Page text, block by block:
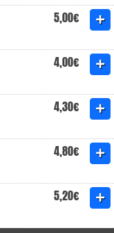
5,00€
4,00€
4,30€
4,80€
5,20€